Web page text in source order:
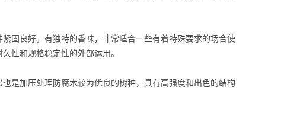
固良好。有独特的香味，非常适合一些有着特殊要求的场合使
性和规格稳定性的外部运用。
是加压处理防腐木较为优良的树种，具有高强度和出色的结构